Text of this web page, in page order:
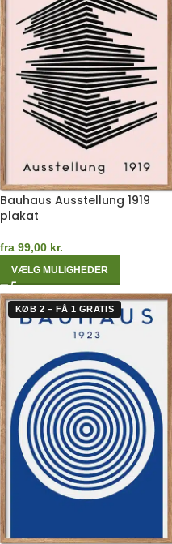
Bauhaus Ausstellung 1919
plakat
fra 99,00 kr.
VÆLG MULIGHEDER
KØB 2 – FÅ 1 GRATIS